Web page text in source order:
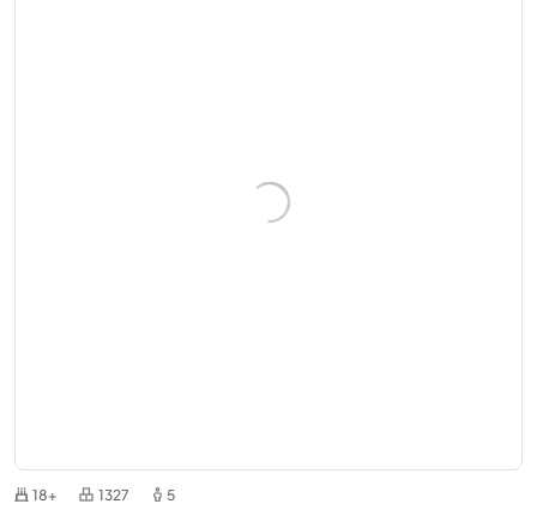
18+ 1327 5